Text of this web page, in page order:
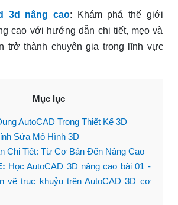
3d nâng cao: Khám phá thế giới
cao với hướng dẫn chi tiết, mẹo và
trở thành chuyên gia trong lĩnh vực
Mục lục
AutoCAD Trong Thiết Kế 3D
Sửa Mô Hình 3D
Chi Tiết: Từ Cơ Bản Đến Nâng Cao
Học AutoCAD 3D nâng cao bài 01 -
vẽ trục khuỷu trên AutoCAD 3D cơ